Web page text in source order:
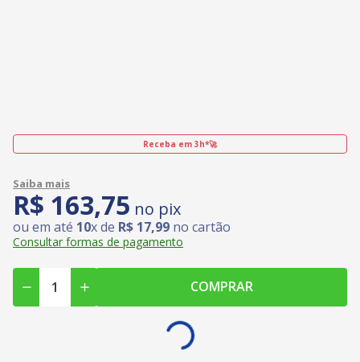
Receba em 3h*🚀
R$ 163,75 no pix
ou em até 10x de R$ 17,99 no cartão
Consultar formas de pagamento
COMPRAR